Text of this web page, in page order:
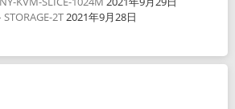
2T2021年9月28日